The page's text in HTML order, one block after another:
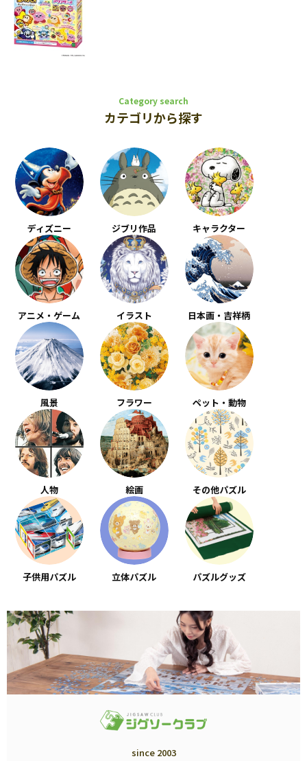
Category search
カテゴリから探す
ディズニー ジブリ作品 キャラクター
アニメ・ゲーム イラスト 日本画・吉祥柄
風景 フラワー ペット・動物
人物 絵画 その他パズル
子供用パズル 立体パズル パズルグッズ
since 2003